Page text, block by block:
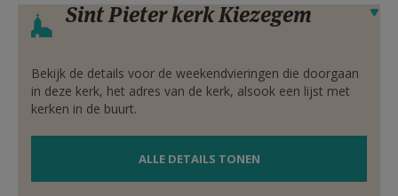
Verbergen
Sint Pieter kerk Kiezegem
Bekijk de details voor de weekendvieringen die doorgaan
in deze kerk, het adres van de kerk, alsook een lijst met
kerken in de buurt.
ALLE DETAILS TONEN